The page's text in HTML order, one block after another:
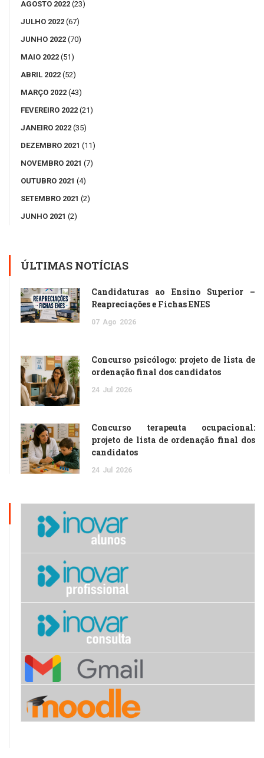
AGOSTO 2022 (23)
JULHO 2022 (67)
JUNHO 2022 (70)
MAIO 2022 (51)
ABRIL 2022 (52)
MARÇO 2022 (43)
FEVEREIRO 2022 (21)
JANEIRO 2022 (35)
DEZEMBRO 2021 (11)
NOVEMBRO 2021 (7)
OUTUBRO 2021 (4)
SETEMBRO 2021 (2)
JUNHO 2021 (2)
ÚLTIMAS NOTÍCIAS
Candidaturas ao Ensino Superior –
Reapreciações e Fichas ENES
07 Ago 2026
Concurso psicólogo: projeto de lista de
ordenação final dos candidatos
24 Jul 2026
Concurso terapeuta ocupacional:
projeto de lista de ordenação final dos
candidatos
24 Jul 2026